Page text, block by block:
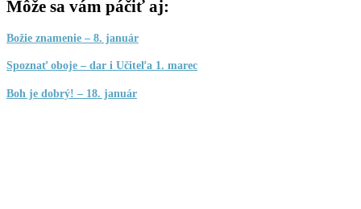
Môže sa vám páčiť aj:
Božie znamenie – 8. január
Spoznať oboje – dar i Učiteľa 1. marec
Boh je dobrý! – 18. január